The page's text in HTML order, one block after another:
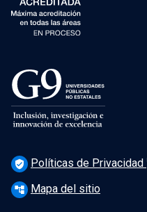
verified_user Políticas de Privacidad
account_tree Mapa del sitio